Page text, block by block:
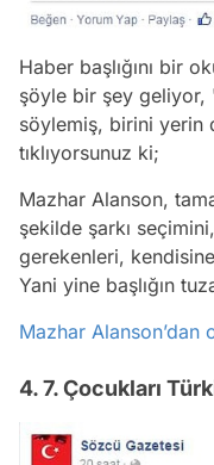
Haber başlığını bir
şöyle bir şey geliyor,
söylemiş, birini yerin
tıklıyorsunuz ki;
Mazhar Alanson,
şekilde şarkı
gerekenleri,
Yani yine başlığın
Mazhar Alanson’dan
4. 7. Çocukları